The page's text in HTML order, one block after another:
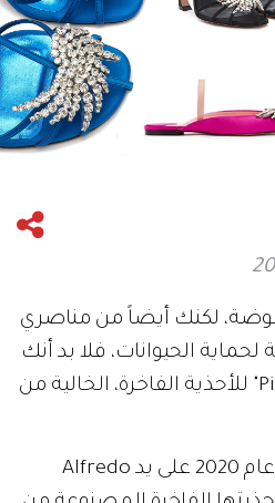
لكنك أيضاً من مناصري
لحماية الحيوانات، فلا بد أنك
على معرفة بعلامة "Piferi" للأحذية الفاخرة، الخالية من
تأسست علامة "بيفيري" عام 2020 على يد Alfredo